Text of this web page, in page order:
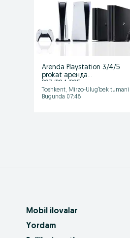
Arenda Playstation 3/4/5
prokat аренда
Toshkent, Mirzo-Ulug‘bek tumani
Bugunda 07:48
Mobil ilovalar
Yordam